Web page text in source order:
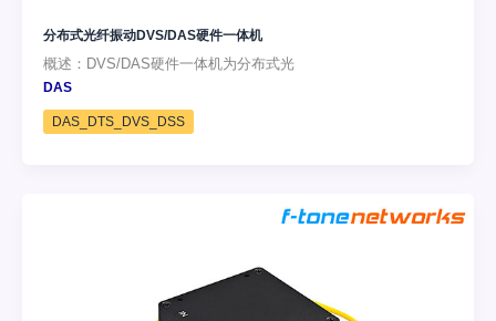
分布式光纤振动DVS/DAS硬件一体机
概述：DVS/DAS硬件一体机为分布式光
DAS
DAS_DTS_DVS_DSS